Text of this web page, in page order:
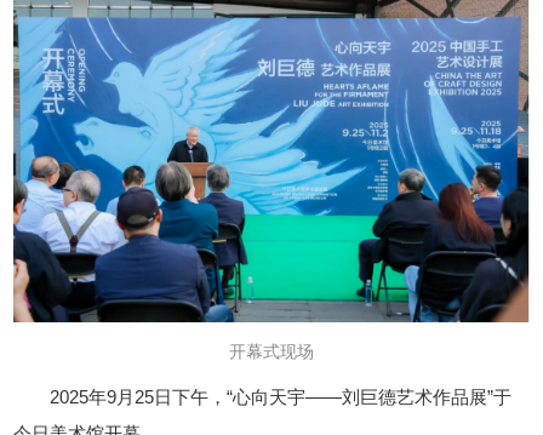
开幕式现场
2025年9月25日下午，“心向天宇——刘巨德艺术作品展”于